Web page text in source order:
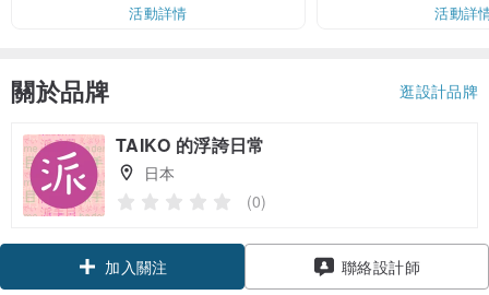
活動詳情
活動詳
關於品牌 逛設計品牌
TAIKO 的浮誇日常
日本
(0)
加入關注 聯絡設計師